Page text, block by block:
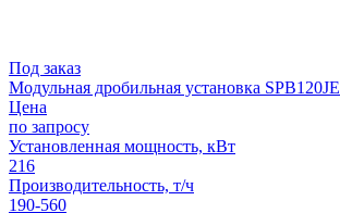
Под заказ
Модульная дробильная установка SPB120JE
Цена
по запросу
Установленная мощность, кВт
216
Производительность, т/ч
190-560